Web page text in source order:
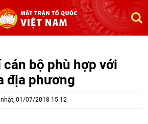
cán bộ phù hợp với
địa phương
01/07/2018 15:12